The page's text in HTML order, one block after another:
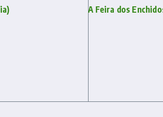
A Feira dos